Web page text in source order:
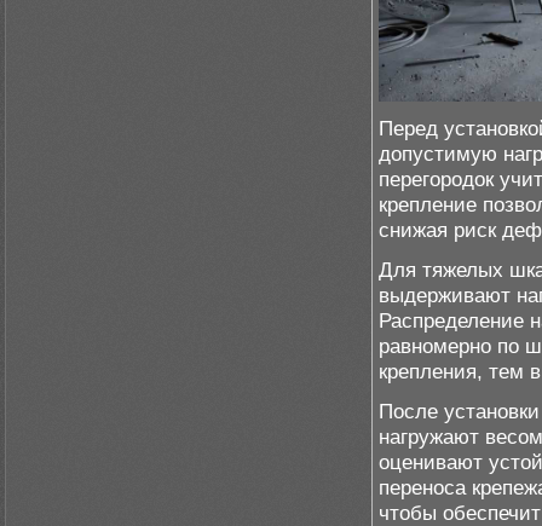
Перед
допустимую
перегородок
крепление
снижая риск
Для тяжелых
выдерживают
Распределение
равномерно по
крепления, тем
После
нагружают
оценивают
переноса
чтобы